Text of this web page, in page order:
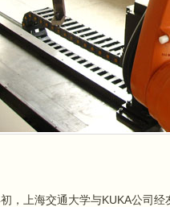
，上海交通大学与KUKA公司